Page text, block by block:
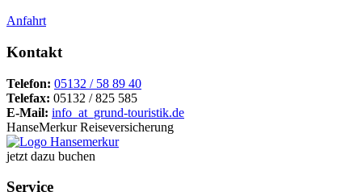
Anfahrt
Kontakt
Telefon: 05132 / 58 89 40
Telefax: 05132 / 825 585
E-Mail: info _at_ grund-touristik.de
HanseMerkur Reiseversicherung
jetzt dazu buchen
Service